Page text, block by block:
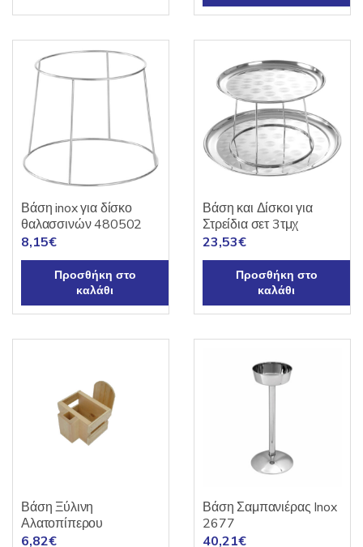
Βάση inox για δίσκο
θαλασσινών 480502
8,15€
Προσθήκη στο
καλάθι
Βάση και Δίσκοι για
Στρείδια σετ 3τμχ
23,53€
Προσθήκη στο
καλάθι
Βάση Ξύλινη
Αλατοπίπερου
6,82€
Βάση Σαμπανιέρας Inox
2677
40,21€